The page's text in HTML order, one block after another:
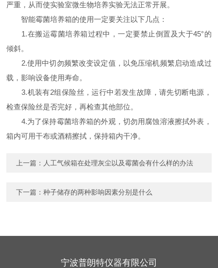
严重，从而使实验室微生物培养实验无法正常开展。
智能霉菌培养箱的使用一定要关注以下几点：
1.在搬运霉菌培养箱过程中，一定要禁止倒置及大于45°的
倾斜。
2.使用中切勿频繁改变设定值，以免压缩机频繁启动造成过
载，影响设备使用寿命。
3.机装有2组保险丝，运行中若发生故障，请先切断电源，
检查保险丝是否完好，再检查其他部位。
4.为了保持霉菌培养箱的外观，切勿用腐蚀溶液擦拭外表，
箱内可用干布或酒精擦拭，保持箱内干净。
上一篇： 人工气候箱在处理灰尘以及霉菌会有什么样的办法
下一篇：种子储存的两种影响因素分别是什么
宁波普朗特仪器有限公司